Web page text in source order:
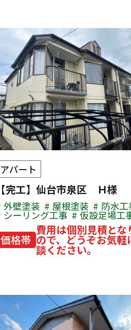
アパート
【完工】仙台市泉区 Ｈ様
外壁塗装 屋根塗装 防水工
シーリング工事 仮設足場工
価格帯
費用は個別見積とな
ので、どうぞお気軽
談ください。